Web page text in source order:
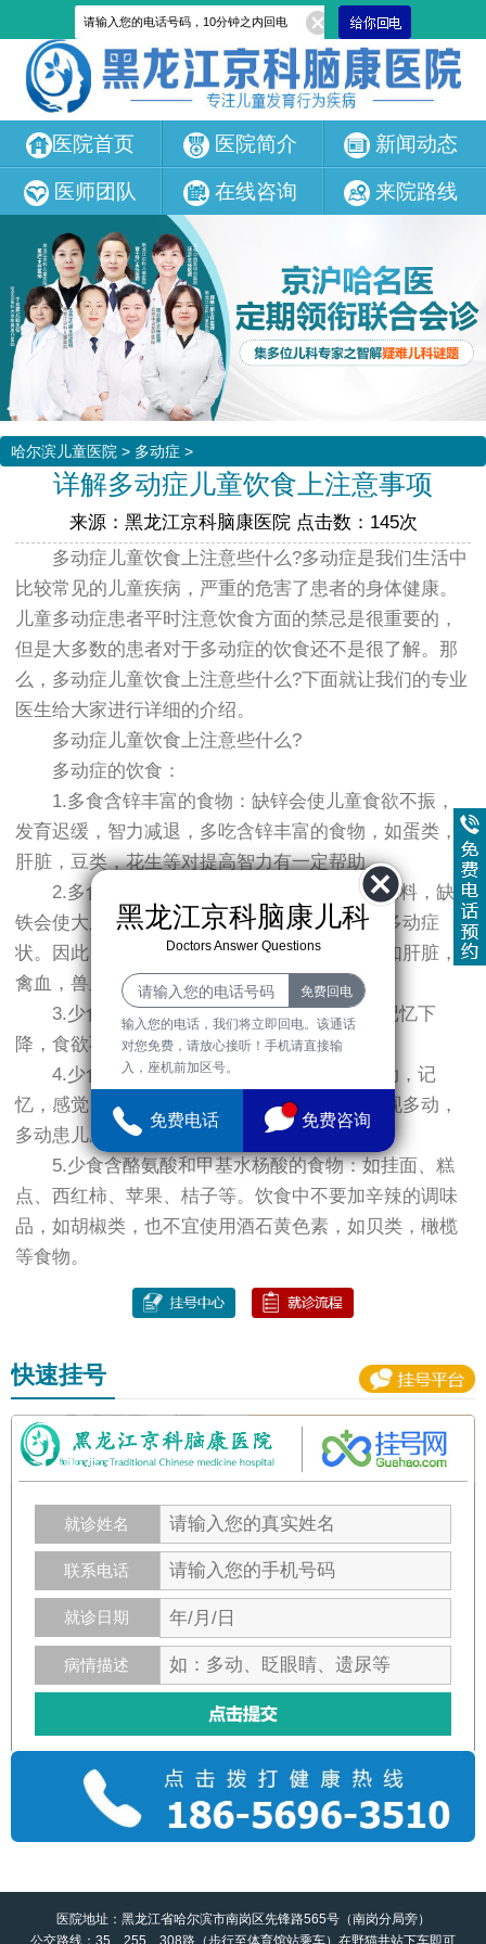
医院首页 医院简介 新闻动态
医师团队 在线咨询 来院路线
哈尔滨儿童医院 > 多动症 >
详解多动症儿童饮食上注意事项
来源：黑龙江京科脑康医院 点击数：145次
多动症儿童饮食上注意些什么?多动症是我们生活中
比较常见的儿童疾病，严重的危害了患者的身体健康。
儿童多动症患者平时注意饮食方面的禁忌是很重要的，
但是大多数的患者对于多动症的饮食还不是很了解。那
么，多动症儿童饮食上注意些什么?下面就让我们的专业
医生给大家进行详细的介绍。
多动症儿童饮食上注意些什么?
多动症的饮食：
1.多食含锌丰富的食物：缺锌会使儿童食欲不振，
发育迟缓，智力减退，多吃含锌丰富的食物，如蛋类，
肝脏，豆类，花生等对提高智力有一定帮助。
2.多食含铁丰富的食物：因为铁是造血的原料，缺
铁会使大脑功能紊乱，影响儿童的情绪，加重多动症
状。因此，多动症的孩子食含铁丰富的食物，如肝脏，
禽血，兽血等。
3.少食含铝食物：含铝过多致智力减退，记忆下
降，食欲不振，消化不良，如油条等。
4.少食含铅食物：因为铅可使孩子视觉运动，记
忆，感觉，形象，思维，行动等发生改变，出现多动，
多动患儿应少食含铅的皮蛋、贝类等食品。
5.少食含酪氨酸和甲基水杨酸的食物：如挂面、糕
点、西红柿、苹果、桔子等。饮食中不要加辛辣的调味
品，如胡椒类，也不宜使用酒石黄色素，如贝类，橄榄
等食物。
快速挂号
就诊姓名
联系电话
就诊日期
病情描述
医院地址：黑龙江省哈尔滨市南岗区先锋路565号（南岗分局旁）
公交路线：35、255、308路（步行至体育馆站乘车）在野猫井站下车即可
黑龙江京科脑康儿科
Doctors Answer Questions
输入您的电话，我们将立即回电。该通话
对您免费，请放心接听！手机请直接输
入，座机前加区号。
免费电话 免费咨询